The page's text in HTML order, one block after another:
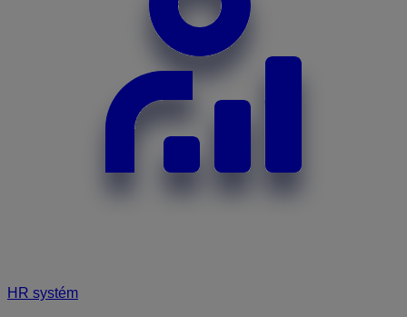
HR systém